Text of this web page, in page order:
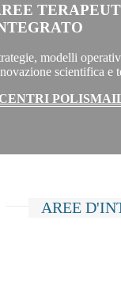
modelli
scientifica e
AREE